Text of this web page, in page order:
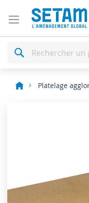
Rechercher
Platelage